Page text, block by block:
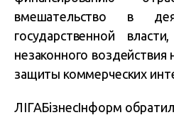
вмешательство в
государственной
незаконного воздействия
защиты коммерческих
ЛІГАБізнесІнформ